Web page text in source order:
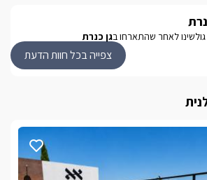
ברוך, זוויתן, ג'ילבון ועוד...)
חיבור לערוצי yes, מיזוג אוויר ומטבחון מאובזר הכולל:מקרר,
לאחר שהתארחו בגן כנרת
צפייה בכל חוות הדעת